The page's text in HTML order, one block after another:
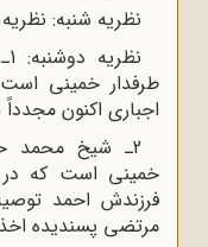
نظریه شنبه: نظریه
طرفدار خمینی
اجباری اکنون
2ـ شیخ محمد
خمینی است که در
فرزندش احمد
مرتضی پسندیده